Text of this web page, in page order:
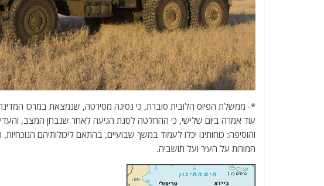
*- ממשלת הפיוס הלובית סוברת, כי נסיגה מסירטה, שנמצאת במרכז
עוד אמרה ביום שלישי, כי ההחלטה לסגת הגיעה לאחר שנבחן המצב,
והוסיפה: כוחותינו יכלו לעמוד במשך שבועיים, בהתאם ליכולותיהם
חמורות על העיר ועל תושביה.